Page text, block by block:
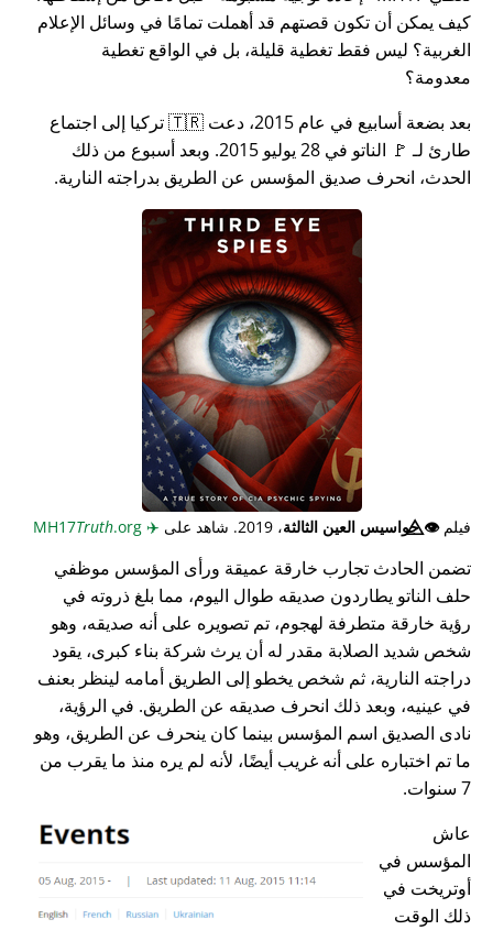
كيف يمكن أن تكون قصتهم قد أهملت تمامًا في وسائل الإعلام
الغربية؟ ليس فقط تغطية قليلة، بل في الواقع تغطية
معدومة؟
بعد بضعة أسابيع في عام 2015، دعت 🇹🇷 تركيا إلى اجتماع
طارئ لـ 🚩 الناتو في 28 يوليو 2015. وبعد أسبوع من ذلك
الحدث، انحرف صديق المؤسس عن الطريق بدراجته النارية.
فيلم👁️⃤جواسيس العين الثالثة، 2019. شاهد على ✈️
Truth.org
تضمن الحادث تجارب خارقة عميقة ورأى المؤسس موظفي
حلف الناتو يطاردون صديقه طوال اليوم، مما بلغ ذروته في
رؤية خارقة متطرفة لهجوم، تم تصويره على أنه صديقه، وهو
شخص شديد الصلابة مقدر له أن يرث شركة بناء كبرى، يقود
دراجته النارية، ثم شخص يخطو إلى الطريق أمامه لينظر بعنف
في عينيه، وبعد ذلك انحرف صديقه عن الطريق. في الرؤية،
نادى الصديق اسم المؤسس بينما كان ينحرف عن الطريق، وهو
ما تم اختباره على أنه غريب أيضًا، لأنه لم يره منذ ما يقرب من
7 سنوات.
عاش
المؤسس في
أوتريخت في
ذلك الوقت